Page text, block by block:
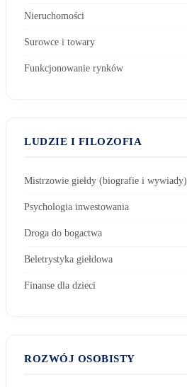
Nieruchomości
Surowce i towary
Funkcjonowanie rynków
LUDZIE I FILOZOFIA
Mistrzowie giełdy (biografie i wywiady)
Psychologia inwestowania
Droga do bogactwa
Beletrystyka giełdowa
Finanse dla dzieci
ROZWÓJ OSOBISTY